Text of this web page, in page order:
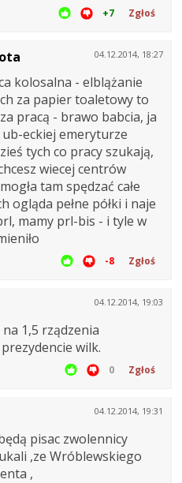
+7 Zgłoś
04.12.2014, 18:27
kolosalna - elblążanie
za papier toaletowy to
pracą - brawo babcia, ja
eckiej emeryturze
tych co pracy szukają,
wiecej centrów
tam spędzać całe
ogląda pełne półki i naje
mamy prl-bis - i tyle w
-8 Zgłoś
04.12.2014, 19:03
na 1,5 rządzenia
wilk.
0 Zgłoś
04.12.2014, 19:31
pisac zwolennicy
,ze Wróblewskiego
,